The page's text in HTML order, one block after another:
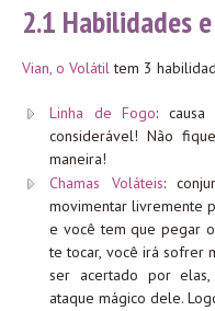
2.1 Habilidades
Vian, o Volátiltem 3
Linha de Fogo:
considerável! Não
maneira!
Chamas Voláteis:
movimentar livremente
e você tem que pegar
te tocar, você irá sofrer
ser acertado por
ataque mágico dele.